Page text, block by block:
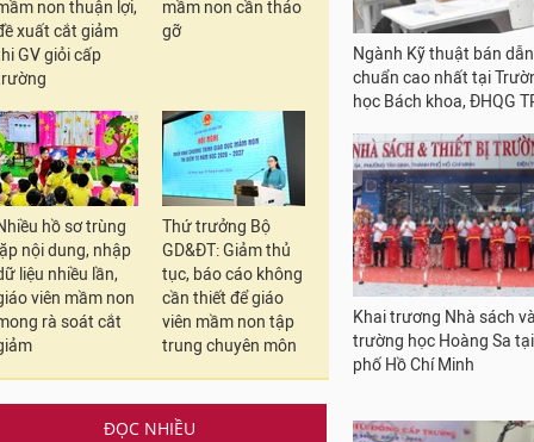
non thuận lợi,
xuất cắt giảm
GV giỏi cấp
mầm non cần tháo
gỡ
hồ sơ trùng
lặp nội dung, nhập
liệu nhiều lần,
viên mầm non
rà soát cắt
Thứ trưởng Bộ
GD&ĐT: Giảm thủ
tục, báo cáo không
cần thiết để giáo
viên mầm non tập
trung chuyên môn
ĐỌC NHIỀU
Điểm chuẩn 2026 của
Trường ĐH Nha Trang
học Bách khoa, ĐHQG